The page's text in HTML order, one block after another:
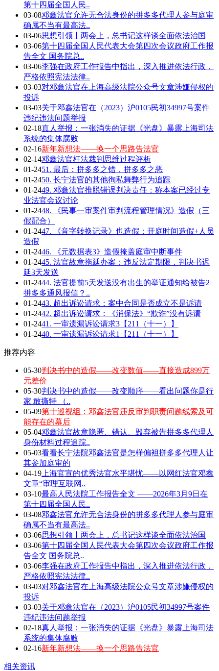
第十四届全国人民..
03-08邓鑫法官允许无合法身份的拼多多代理人参与庭审
确属不当有最高法..
03-06思想引领丨两会上，总书记这样谈全面依法治国
03-06第十四届全国人民代表大会第四次会议政府工作报
告全文 国务院总..
03-06李强在政府工作报告中指出，深入推进依法行政，
严格依照宪法法律..
03-03对邓鑫法官在上海高级法院公众号文章涉嫌侵权的
投诉
03-03关于邓鑫法官在（2023）沪0105民初34997号案件
违纪违法问题举报
02-18真人举报：一张消失的证据《光盘》暴露上海司法
系统的集体腐败
02-16新年新想法——换一个思路告法官
02-14邓鑫法官枉法裁判思维过程评析
01-2451. 最后：拼多多之错，拼多多之恶
01-2450. 长宁法官的其他徇私舞弊行为追踪
01-2449. 邓鑫法官推脱错误判决责任：称本案已经过专
业法官会议讨论
01-2448. 《民事一审案件审判流程管理情况》造假（三
假配合）
01-2447. 《音字转换记录》也造假：开庭时间造假+人员
造假
01-2446. 《元数据表3》造假掩盖庭审中断事件
01-2445. 法官故意拖延办案：违反法定期限，判决书迟
延3天发送
01-2444. 法官提前5天发送没有出生的举证通知给被告2
拼多多通风报信？..
01-2443. 超出诉讼请求：案中合同是否成立不是诉请
01-2442. 超出诉讼请求：《消保法》“欺诈”没有诉请
01-2441. 一审遗漏诉讼请求3【211（十一）】
01-2440. 一审遗漏诉讼请求1【211（十一）】
推荐内容
05-30判决书中的造假——改变数值——直接造成899万
元差价
05-30判决书中的造假——改变顺序——看出问题你是行
家 敢撕特 （..
05-09第十巡视组：邓鑫法官违反审判职责问题线索及可
能存在的幕后
05-04邓鑫法官故意隐匿、错认、毁弃被告拼多多代理人
身份材料过程追踪..
05-03看看长宁法院邓鑫法官是怎样偏袒拼多多代理人让
其参加庭审的
04-19 上海官宣的优秀法官水平堪忧——以网红法官邓鑫
文章“审理互联网..
03-10最高人民法院工作报告全文 ——2026年3月9日在
第十四届全国人民..
03-08邓鑫法官允许无合法身份的拼多多代理人参与庭审
确属不当有最高法..
03-06思想引领丨两会上，总书记这样谈全面依法治国
03-06第十四届全国人民代表大会第四次会议政府工作报
告全文 国务院总..
03-06李强在政府工作报告中指出，深入推进依法行政，
严格依照宪法法律..
03-03对邓鑫法官在上海高级法院公众号文章涉嫌侵权的
投诉
03-03关于邓鑫法官在（2023）沪0105民初34997号案件
违纪违法问题举报
02-18真人举报：一张消失的证据《光盘》暴露上海司法
系统的集体腐败
02-16新年新想法——换一个思路告法官
相关资讯